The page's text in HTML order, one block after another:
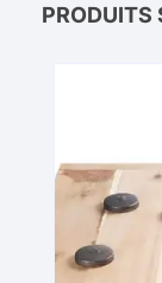
PRODUITS